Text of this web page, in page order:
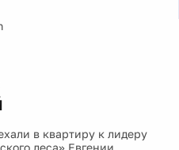
в квартиру к лидеру